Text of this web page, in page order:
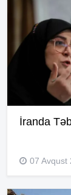
İranda
07 Avqust